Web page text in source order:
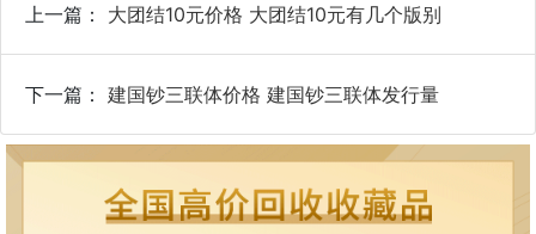
上一篇： 大团结10元价格 大团结10元有几个版别
下一篇： 建国钞三联体价格 建国钞三联体发行量